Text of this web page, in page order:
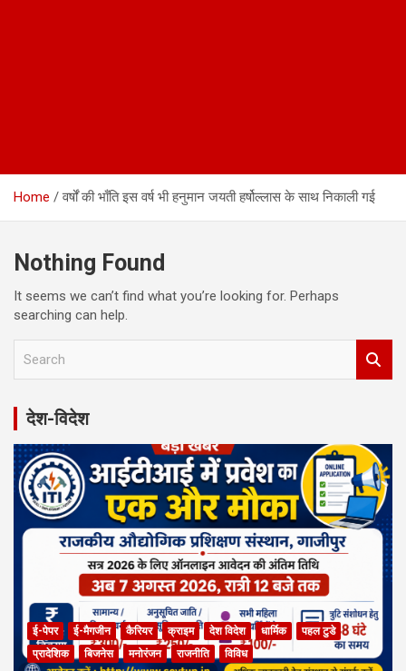
Home वर्षों की भाँति इस वर्ष भी हनुमान जयती हर्षोल्लास के साथ निकाली गई
Nothing Found
It seems we can’t find what you’re looking for. Perhaps
searching can help.
r
h
देश-विदेश
ई-पेपर ई-मैगजीन कैरियर क्राइम देश विदेश धार्मिक
पहल टुडे
प्रादेशिक
बिजनेस मनोरंजन राजनीति विविध